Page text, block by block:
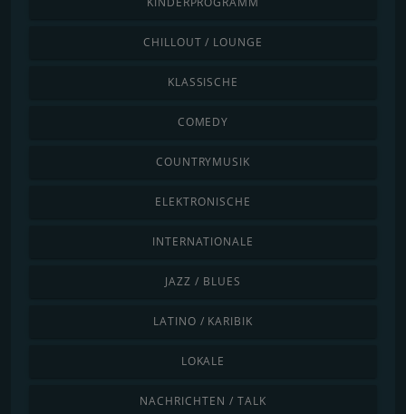
CHILLOUT / LOUNGE
KLASSISCHE
COMEDY
COUNTRYMUSIK
ELEKTRONISCHE
INTERNATIONALE
JAZZ / BLUES
LATINO / KARIBIK
LOKALE
NACHRICHTEN / TALK